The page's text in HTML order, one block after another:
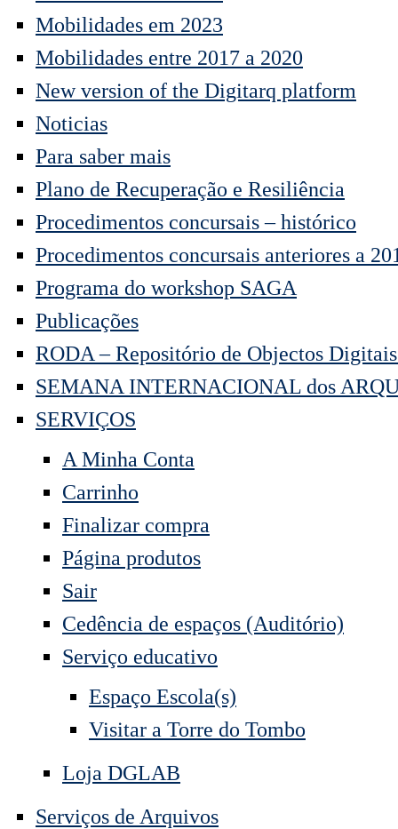
Mobilidades em 2023
Mobilidades entre 2017 a 2020
New version of the Digitarq platform
Noticias
Para saber mais
Plano de Recuperação e Resiliência
Procedimentos concursais – histórico
Procedimentos concursais anteriores a
Programa do workshop SAGA
Publicações
RODA – Repositório de Objectos
SEMANA INTERNACIONAL dos
SERVIÇOS
A Minha Conta
Carrinho
Finalizar compra
Página produtos
Sair
Cedência de espaços (Auditório)
Serviço educativo
Espaço Escola(s)
Visitar a Torre do Tombo
Loja DGLAB
Serviços de Arquivos